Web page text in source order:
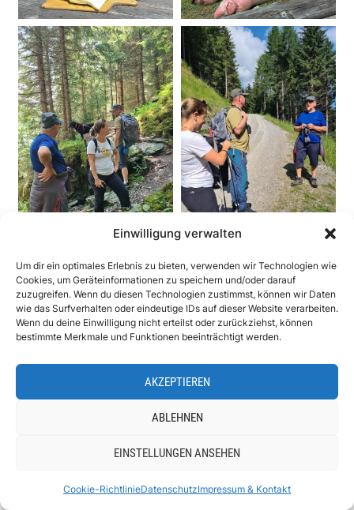
Einwilligung verwalten
Um dir ein optimales Erlebnis zu bieten, verwenden wir Technologien wie
Cookies, um Geräteinformationen zu speichern und/oder darauf
zuzugreifen. Wenn du diesen Technologien zustimmst, können wir Daten
wie das Surfverhalten oder eindeutige IDs auf dieser Website verarbeiten.
Wenn du deine Einwilligung nicht erteilst oder zurückziehst, können
bestimmte Merkmale und Funktionen beeinträchtigt werden.
AKZEPTIEREN
ABLEHNEN
EINSTELLUNGEN ANSEHEN
Cookie-RichtlinieDatenschutzImpressum & Kontakt
Natur-Kneippanlage
„Lernt das Wasser richtig kennen,
und es wird euch stets ein
verlässlicher Freund sein.“